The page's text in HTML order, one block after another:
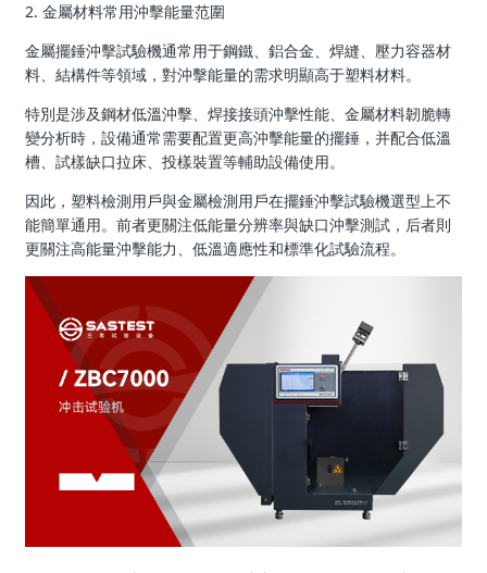
2. 金屬材料常用沖擊能量范圍
金屬擺錘沖擊試驗機通常用于鋼鐵、鋁合金、焊縫、壓力容器材
料、結構件等領域，對沖擊能量的需求明顯高于塑料材料。
特別是涉及鋼材低溫沖擊、焊接接頭沖擊性能、金屬材料韌脆轉
變分析時，設備通常需要配置更高沖擊能量的擺錘，并配合低溫
槽、試樣缺口拉床、投樣裝置等輔助設備使用。
因此，塑料檢測用戶與金屬檢測用戶在擺錘沖擊試驗機選型上不
能簡單通用。前者更關注低能量分辨率與缺口沖擊測試，后者則
更關注高能量沖擊能力、低溫適應性和標準化試驗流程。